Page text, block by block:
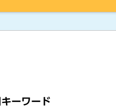
ーワード